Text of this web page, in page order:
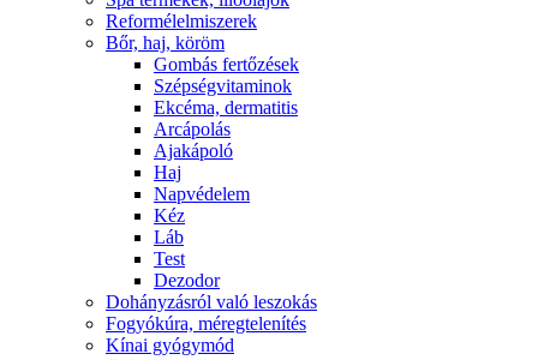
Reformélelmiszerek
Bőr, haj, köröm
Gombás fertőzések
Szépségvitaminok
Ekcéma, dermatitis
Arcápolás
Ajakápoló
Haj
Napvédelem
Kéz
Láb
Test
Dezodor
Dohányzásról való leszokás
Fogyókúra, méregtelenítés
Kínai gyógymód